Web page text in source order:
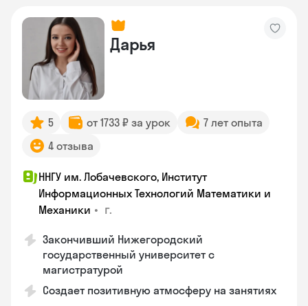
Дарья
5 от 1733 ₽ за урок
7 лет опыта
4 отзыва
ННГУ им. Лобачевского, Институт
Информационных Технологий Математики и
Механики • г.
Закончивший Нижегородский
государственный университет с
магистратурой
Создает позитивную атмосферу на занятиях